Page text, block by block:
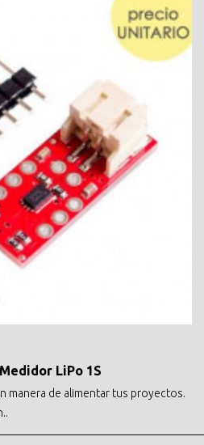
LiPo 1S
manera de alimentar tus proyectos.